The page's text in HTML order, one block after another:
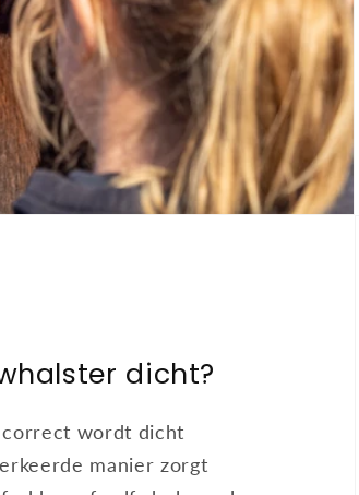
dicht?
wordt dicht
manier zorgt